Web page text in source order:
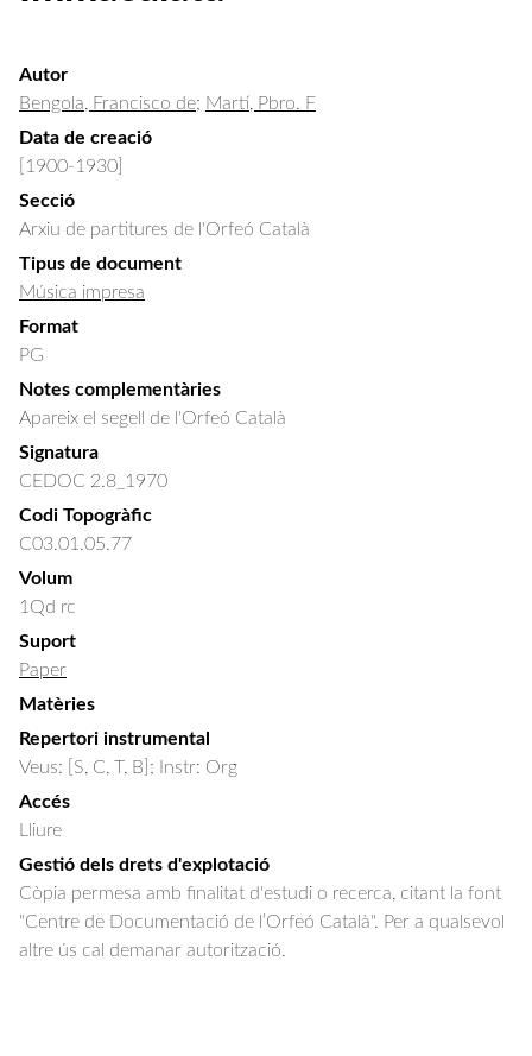
Autor
Bengola, Francisco de; Martí, Pbro. F
Data de creació
[1900-1930]
Secció
Arxiu de partitures de l'Orfeó Català
Tipus de document
Música impresa
Format
PG
Notes complementàries
Apareix el segell de l'Orfeó Català
Signatura
CEDOC 2.8_1970
Codi Topogràfic
C03.01.05.77
Volum
1Qd rc
Suport
Paper
Matèries
Repertori instrumental
Veus: [S, C, T, B]; Instr: Org
Accés
Lliure
Gestió dels drets d'explotació
Còpia permesa amb finalitat d'estudi o recerca, citant la font
"Centre de Documentació de l’Orfeó Català". Per a qualsevol
altre ús cal demanar autorització.